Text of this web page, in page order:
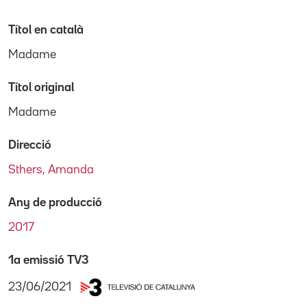
Títol en català
Madame
Títol original
Madame
Direcció
Sthers, Amanda
Any de producció
2017
1a emissió TV3
23/06/2021